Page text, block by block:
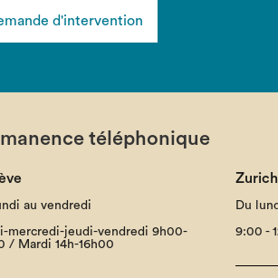
d'intervention
téléphonique
au vendredi
mercredi-jeudi-vendredi 9h00-
/ Mardi 14h-16h00
Zurich
Du
9:00 -